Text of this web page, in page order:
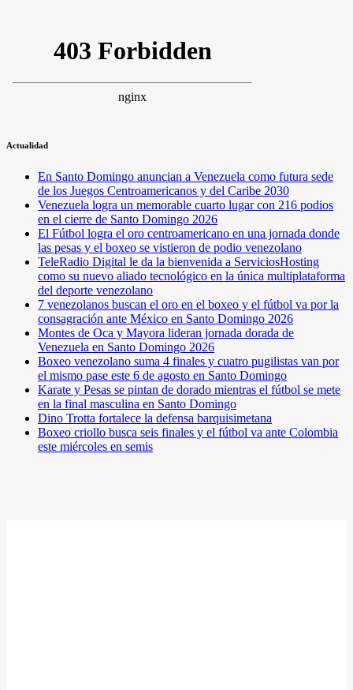
Actualidad
En Santo Domingo anuncian a Venezuela como futura sede
de los Juegos Centroamericanos y del Caribe 2030
Venezuela logra un memorable cuarto lugar con 216 podios
en el cierre de Santo Domingo 2026
El Fútbol logra el oro centroamericano en una jornada donde
las pesas y el boxeo se vistieron de podio venezolano
TeleRadio Digital le da la bienvenida a ServiciosHosting
como su nuevo aliado tecnológico en la única multiplataforma
del deporte venezolano
7 venezolanos buscan el oro en el boxeo y el fútbol va por la
consagración ante México en Santo Domingo 2026
Montes de Oca y Mayora lideran jornada dorada de
Venezuela en Santo Domingo 2026
Boxeo venezolano suma 4 finales y cuatro pugilistas van por
el mismo pase este 6 de agosto en Santo Domingo
Karate y Pesas se pintan de dorado mientras el fútbol se mete
en la final masculina en Santo Domingo
Dino Trotta fortalece la defensa barquisimetana
Boxeo criollo busca seis finales y el fútbol va ante Colombia
este miércoles en semis